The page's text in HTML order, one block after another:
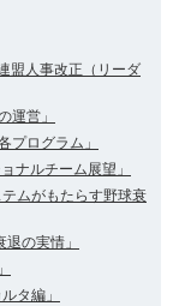
盟人事改正（リーダ
運営」
プログラム」
ナルチーム展望」
ムがもたらす野球衰
の実情」
タ編」